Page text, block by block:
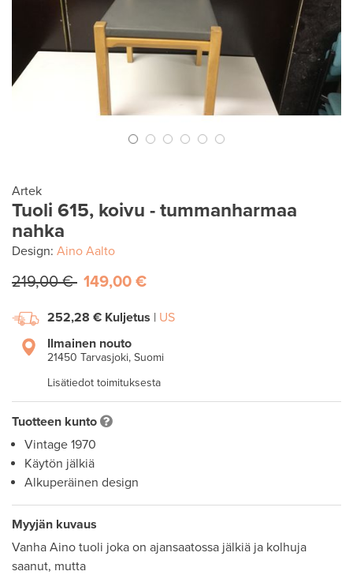
Artek
Tuoli 615, koivu - tummanharmaa
nahka
Design: Aino Aalto
219,00 € 149,00 €
252,28 € Kuljetus | US
Ilmainen nouto
21450 Tarvasjoki, Suomi
Lisätiedot toimituksesta
Tuotteen kunto
Vintage 1970
Käytön jälkiä
Alkuperäinen design
Myyjän kuvaus
Vanha Aino tuoli joka on ajansaatossa jälkiä ja kolhuja
saanut, mutta